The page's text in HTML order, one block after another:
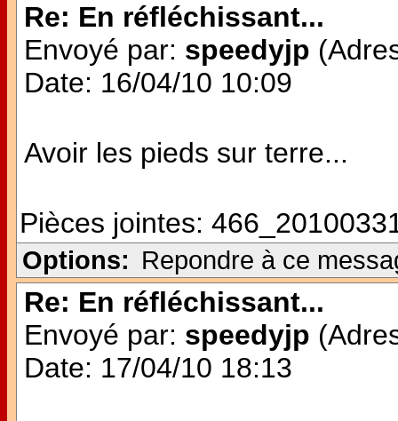
Re: En réfléchissant...
Envoyé par: speedyjp
Date: 16/04/10 10:09
Avoir les pieds sur terre...
Pièces jointes:
Options: Repondre à ce
Re: En réfléchissant...
Envoyé par: speedyjp
Date: 17/04/10 18:13